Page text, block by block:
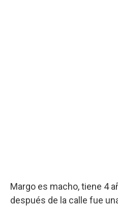
Margo es macho, tiene 4
después de la calle fue